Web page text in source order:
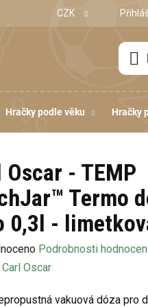
CZK
Hračky podle věku Hračky
Oscar - TEMP
Termo
0,3l -
Podrobnosti
Carl Oscar
vakuová dóza pro